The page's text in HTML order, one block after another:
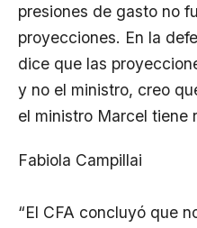
presiones de gasto no
proyecciones. En la
dice que las
y no el ministro, creo
el ministro Marcel tiene
Fabiola Campillai
“El CFA concluyó que